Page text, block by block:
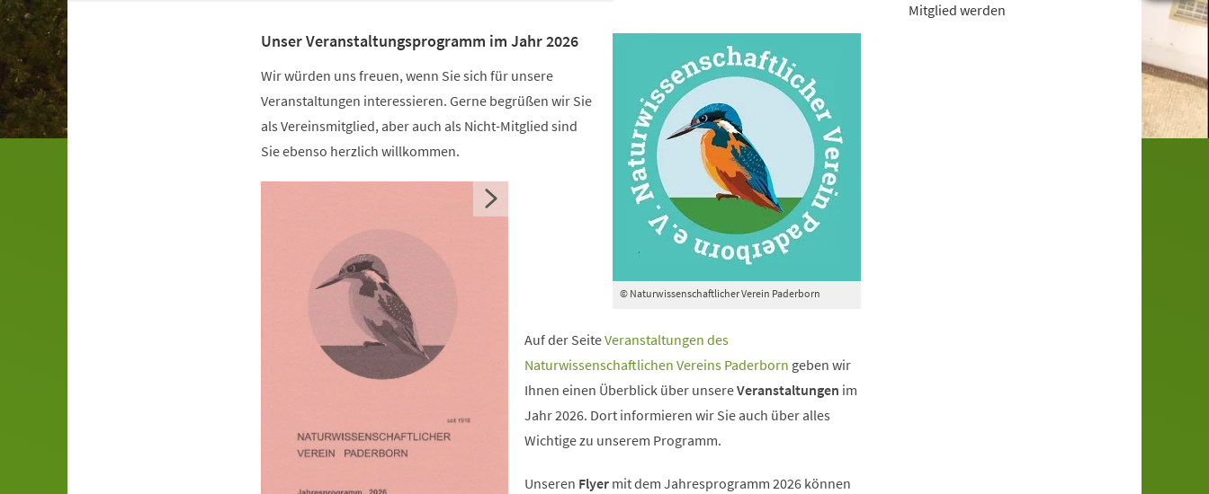
© Naturwissenschaftlicher Verein Paderborn
Unser Veranstaltungsprogramm im Jahr 2026
Wir würden uns freuen, wenn Sie sich für unsere
Veranstaltungen interessieren. Gerne begrüßen wir Sie
als Vereinsmitglied, aber auch als Nicht-Mitglied sind
Sie ebenso herzlich willkommen.
Auf der SeiteVeranstaltungen des
Naturwissenschaftlichen Vereins Paderborn geben wir
Ihnen einen Überblick über unsereVeranstaltungen im
Jahr 2026. Dort informieren wir Sie auch über alles
Wichtige zu unserem Programm.
Unseren Flyer mit dem Jahresprogramm 2026 können
Mitglied werden